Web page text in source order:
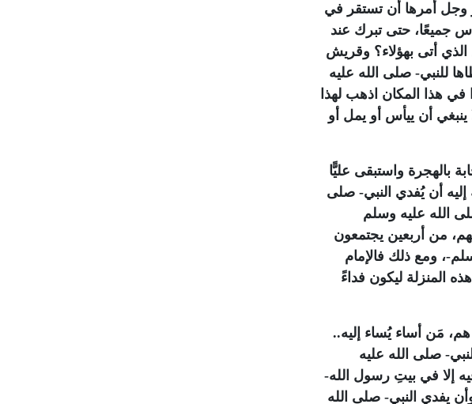
وجل أمرها أن تستقر في
جميعًا، حتى تبرك عند
أتى بهؤلاء؟ وقريش
للنبي- صلى الله عليه
هذا المكان اذهب لهذا
أن ييأس أو يمل أو
بالهجرة واستبقى عليًّا
إليه أن يُفدي النبي- صلى
الله عليه وسلم
من أربعين يجتمعون
، ومع ذلك فالإمام
المنزلة ليكون فداءً
هم، مَن أساء يُساء إليه..
صلى الله عليه
إلا في بيتِ رسول الله-
يفدي النبي- صلى الله